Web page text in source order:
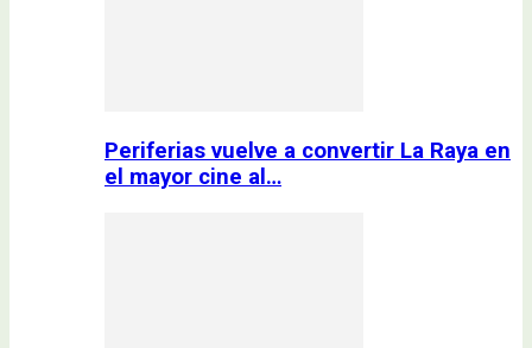
Periferias vuelve a convertir La Raya en
el mayor cine al…